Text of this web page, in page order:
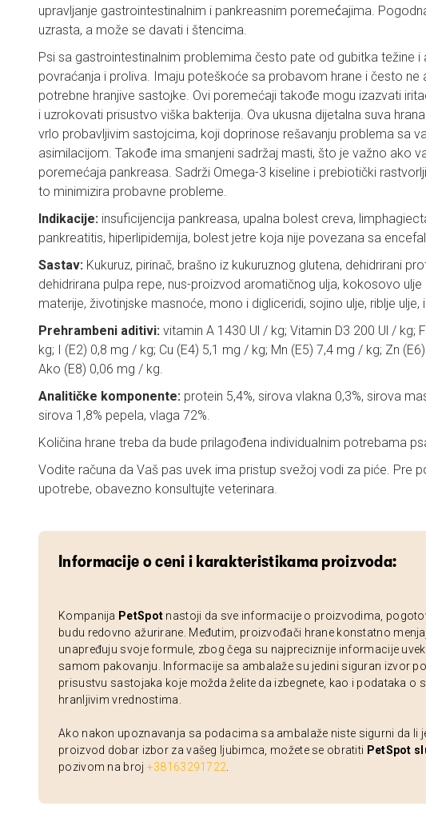
upravljanje gastrointestinalnim i pankreasnim poremećajima.
uzrasta, a može se davati i štencima.
Psi sa gastrointestinalnim problemima često pate od gubitka težine i
povraćanja i proliva. Imaju poteškoće sa probavom hrane i često ne
potrebne hranjive sastojke. Ovi poremećaji takođe mogu izazvati
i uzrokovati prisustvo viška bakterija. Ova ukusna dijetalna suva
vrlo probavljivim sastojcima, koji doprinose rešavanju problema sa
asimilacijom. Takođe ima smanjeni sadržaj masti, što je važno ako
poremećaja pankreasa. Sadrži Omega-3 kiseline i prebiotički
to minimizira probavne probleme.
Indikacije: insuficijencija pankreasa, upalna bolest creva,
pankreatitis, hiperlipidemija, bolest jetre koja nije povezana sa
Sastav: Kukuruz, pirinač, brašno iz kukuruznog glutena, dehidrirani
dehidrirana pulpa repe, nus-proizvod aromatičnog ulja, kokosovo ulje
materije, životinjske masnoće, mono i digliceridi, sojino ulje, riblje ulje,
Prehrambeni aditivi: vitamin A 1430 Ul / kg; Vitamin D3 200 Ul / kg;
kg; I (E2) 0,8 mg / kg; Cu (E4) 5,1 mg / kg; Mn (E5) 7,4 mg / kg; Zn
Ako (E8) 0,06 mg / kg.
Analitičke komponente: protein 5,4%, sirova vlakna 0,3%, sirova
sirova 1,8% pepela, vlaga 72%.
Količina hrane treba da bude prilagođena individualnim potrebama
Vodite računa da Vaš pas uvek ima pristup svežoj vodi za piće. Pre
upotrebe, obavezno konsultujte veterinara.
Informacije o ceni i karakteristikama proizvoda:
Kompanija PetSpot nastoji da sve informacije o proizvodima,
budu redovno ažurirane. Međutim, proizvođači hrane konstatno
unapređuju svoje formule, zbog čega su najpreciznije informacije
samom pakovanju. Informacije sa ambalaže su jedini siguran izvor
prisustvu sastojaka koje možda želite da izbegnete, kao i podataka o
hranljivim vrednostima.
Ako nakon upoznavanja sa podacima sa ambalaže niste sigurni da li
proizvod dobar izbor za vašeg ljubimca, možete se obratiti PetSpot
pozivom na broj +38163291722